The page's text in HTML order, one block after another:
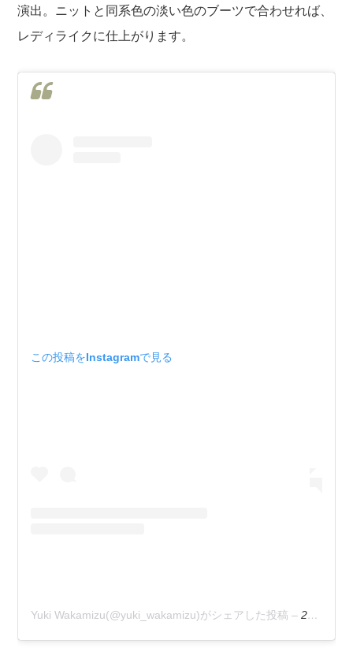
演出。ニットと同系色の淡い色のブーツで合わせれば、
レディライクに仕上がります。
この投稿をInstagramで見る
Yuki Wakamizu(@yuki_wakamizu)がシェアした投稿 –2019年 1月月17日午前5時53分PST